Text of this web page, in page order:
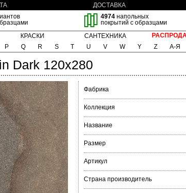
ДОСТАВКА
4974напольных
покрытий с образцами
КРАСКИ САНТЕХНИКА
P Q R S T U V W Y Z А-Я
Dark 120x280
Фабрика
Коллекция
Название
Размер
Артикул
Страна производитель